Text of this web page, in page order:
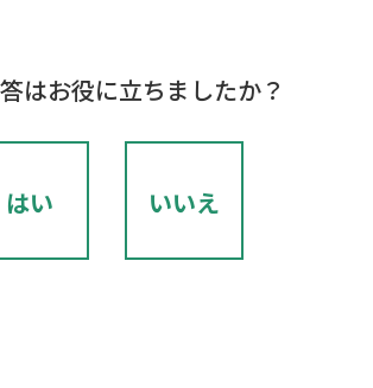
はお役に立ちましたか？
はい いいえ